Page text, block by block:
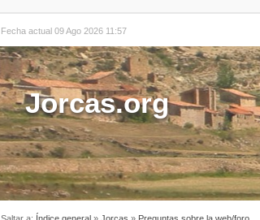
Fecha actual 09 Ago 2026 11:57
Jorcas.org